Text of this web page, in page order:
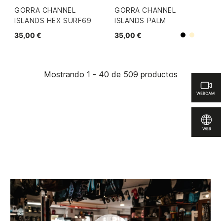
GORRA CHANNEL
ISLANDS HEX SURF69
35,00 €
GORRA CHANNEL
ISLANDS PALM
35,00 €
NegroBeige
Mostrando 1 - 40 de 509 productos